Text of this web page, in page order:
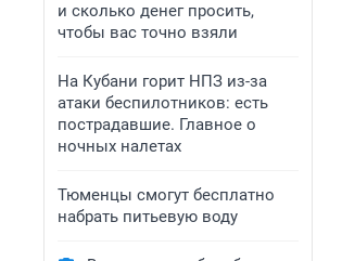
и сколько денег просить,
чтобы вас точно взяли
На Кубани горит НПЗ из-за
атаки беспилотников: есть
пострадавшие. Главное о
ночных налетах
Тюменцы смогут бесплатно
набрать питьевую воду